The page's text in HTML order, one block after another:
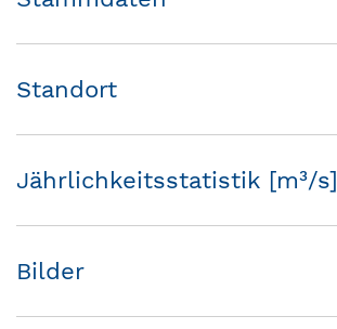
Standort
Jährlichkeitsstatistik [m³/s]
Bilder